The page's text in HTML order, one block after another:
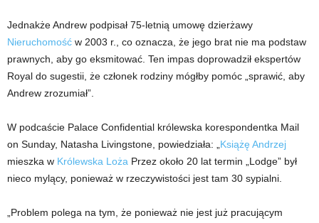
Jednakże Andrew podpisał 75-letnią umowę dzierżawy
Nieruchomość w 2003 r., co oznacza, że ​​jego brat nie ma podstaw
prawnych, aby go eksmitować. Ten impas doprowadził ekspertów
Royal do sugestii, że członek rodziny mógłby pomóc „sprawić, aby
Andrew zrozumiał”.
W podcaście Palace Confidential królewska korespondentka Mail
on Sunday, Natasha Livingstone, powiedziała: „ Książę Andrzej
mieszka w Królewska Loża Przez około 20 lat termin „Lodge” był
nieco mylący, ponieważ w rzeczywistości jest tam 30 sypialni.
„Problem polega na tym, że ponieważ nie jest już pracującym